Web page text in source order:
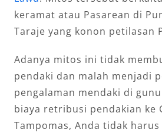
keramat atau Pasarean di
Taraje yang konon petilasan
Adanya mitos ini tidak
pendaki dan malah menjadi
pengalaman mendaki di
biaya retribusi pendakian ke
Tampomas, Anda tidak